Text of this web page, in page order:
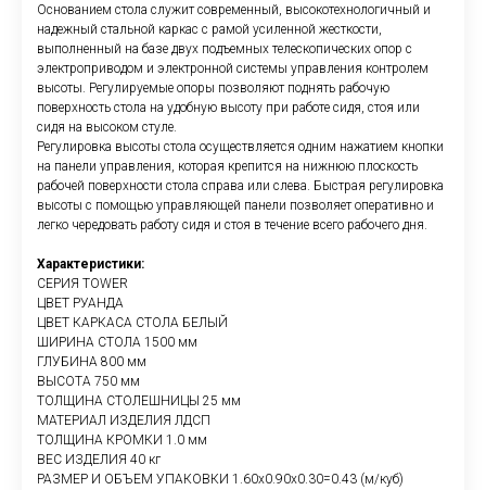
Основанием стола служит современный, высокотехнологичный и
надежный стальной каркас с рамой усиленной жесткости,
выполненный на базе двух подъемных телескопических опор с
электроприводом и электронной системы управления контролем
высоты. Регулируемые опоры позволяют поднять рабочую
поверхность стола на удобную высоту при работе сидя, стоя или
сидя на высоком стуле.
Регулировка высоты стола осуществляется одним нажатием кнопки
на панели управления, которая крепится на нижнюю плоскость
рабочей поверхности стола справа или слева. Быстрая регулировка
высоты с помощью управляющей панели позволяет оперативно и
легко чередовать работу сидя и стоя в течение всего рабочего дня.
Характеристики:
СЕРИЯ TOWER
ЦВЕТ РУАНДА
ЦВЕТ КАРКАСА СТОЛА БЕЛЫЙ
ШИРИНА СТОЛА 1500 мм
ГЛУБИНА 800 мм
ВЫСОТА 750 мм
ТОЛЩИНА СТОЛЕШНИЦЫ 25 мм
МАТЕРИАЛ ИЗДЕЛИЯ ЛДСП
ТОЛЩИНА КРОМКИ 1.0 мм
ВЕС ИЗДЕЛИЯ 40 кг
РАЗМЕР И ОБЪЕМ УПАКОВКИ 1.60х0.90х0.30=0.43 (м/куб)